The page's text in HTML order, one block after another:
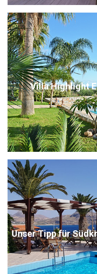
Villa Highlight
Unser Tipp für